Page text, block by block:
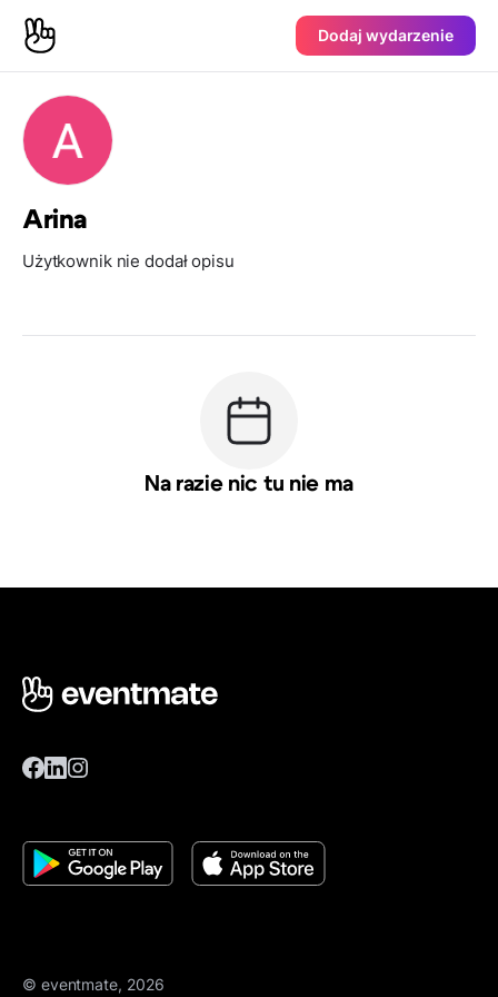
Dodaj wydarzenie
Arina
Użytkownik nie dodał opisu
Na razie nic tu nie ma
© eventmate, 2026